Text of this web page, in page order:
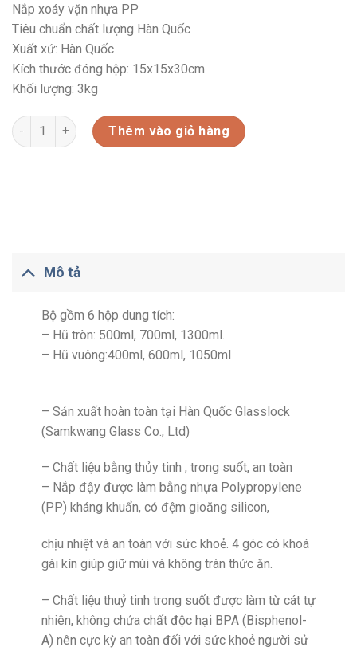
Nắp xoáy vặn nhựa PP
Tiêu chuẩn chất lượng Hàn Quốc
Xuất xứ: Hàn Quốc
Kích thước đóng hộp: 15x15x30cm
Khối lượng: 3kg
BỘ 6 HŨ THỦY TINH GLASSLOCK HÀN QUỐC IG-805 số lượng
Thêm vào giỏ hàng
Mô tả
Bộ gồm 6 hộp dung tích:
– Hũ tròn: 500ml, 700ml, 1300ml.
– Hũ vuông:400ml, 600ml, 1050ml
– Sản xuất hoàn toàn tại Hàn Quốc Glasslock
(Samkwang Glass Co., Ltd)
– Chất liệu bằng thủy tinh , trong suốt, an toàn
– Nắp đậy được làm bằng nhựa Polypropylene
(PP) kháng khuẩn, có đệm gioăng silicon,
chịu nhiệt và an toàn với sức khoẻ. 4 góc có khoá
gài kín giúp giữ mùi và không tràn thức ăn.
– Chất liệu thuỷ tinh trong suốt được làm từ cát tự
nhiên, không chứa chất độc hại BPA (Bisphenol-
A) nên cực kỳ an toàn đối với sức khoẻ người sử